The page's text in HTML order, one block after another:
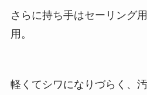
さらに持ち手はセーリング
用。
軽くてシワになりづらく、